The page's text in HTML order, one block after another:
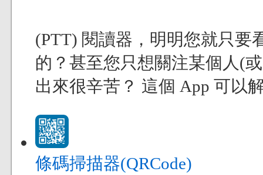
(PTT) 閱讀器，明明您就只要
的？甚至您只想關注某個人(
出來很辛苦？ 這個 App 可以
條碼掃描器(QRCode)